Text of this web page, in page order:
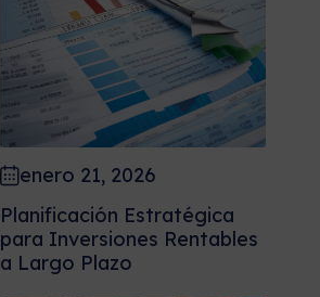
enero 21, 2026
Planificación Estratégica
para Inversiones Rentables
a Largo Plazo